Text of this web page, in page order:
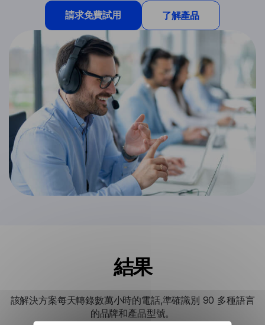
請求免費試用 了解產品
結果
該解決方案每天轉錄數萬小時的電話,準確識別 90 多種語言
的品牌和產品型號。